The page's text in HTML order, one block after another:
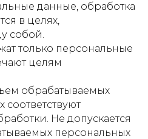
данные, обработка
в целях,
собой.
только персональные
целям
обрабатываемых
Не допускается
персональных